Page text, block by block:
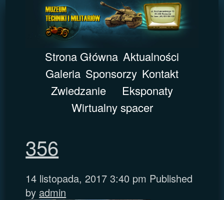
Strona Główna Aktualności
Galeria Sponsorzy Kontakt
Zwiedzanie
Eksponaty
Wirtualny spacer
356
14 listopada, 2017 3:40 pm Published
by admin